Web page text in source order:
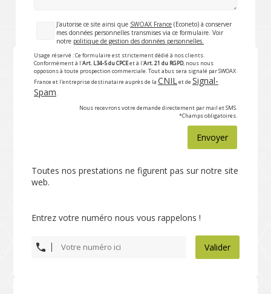
J'autorise ce site ainsi que SWOAX France (Econeto) à conserver
mes données personnelles transmises via ce formulaire. Voir
notre politique de gestion des données personnelles.
Usage réservé : Ce formulaire est strictement dédié à nos clients.
Conformément à l'Art. L34-5 du CPCEet à l'Art. 21 du RGPD, nous nous
opposons à toute prospection commerciale. Tout abus sera signalé par SWOAX
France et l'entreprise destinataire auprès de la CNILet de Signal-
Spam.
Nous recevrons votre demande directement par mail et SMS.
*Champs obligatoires.
Envoyer
Toutes nos prestations ne figurent pas sur notre site
web.
Entrez votre numéro nous vous rappelons !
Valider